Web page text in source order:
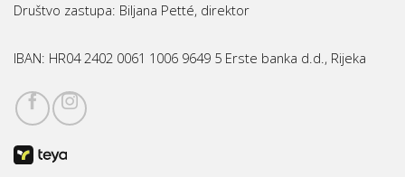
Društvo zastupa: Biljana Petté, direktor
IBAN: HR04 2402 0061 1006 9649 5 Erste banka d.d., Rijeka